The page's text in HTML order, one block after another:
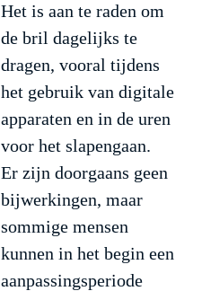
Het is aan te raden om
de bril dagelijks te
dragen, vooral tijdens
het gebruik van digitale
apparaten en in de uren
voor het slapengaan.
Er zijn doorgaans geen
bijwerkingen, maar
sommige mensen
kunnen in het begin een
aanpassingsperiode